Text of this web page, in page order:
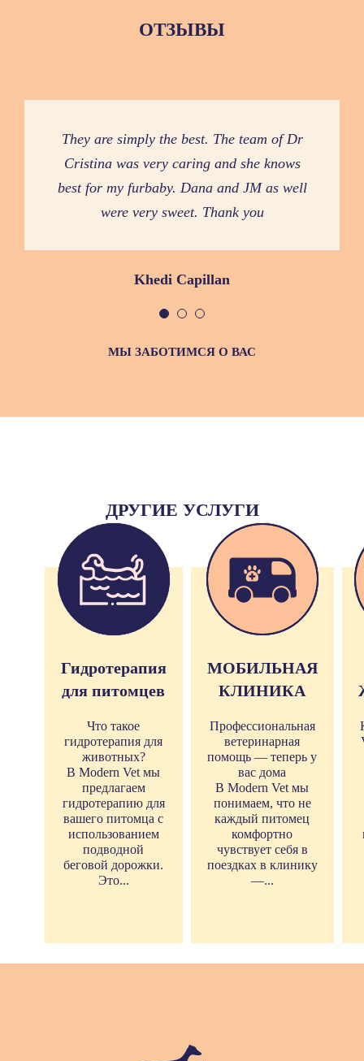
ОТЗЫВЫ
They are simply the best. The team of Dr
Cristina was very caring and she knows
best for my furbaby. Dana and JM as well
were very sweet. Thank you
Khedi Capillan
The team were amazing esp. Dr. Cristina
who is very caring and thorough. Also
reception team Dana and JM were very
accommodating
fatima ordinario
Very caring and detailed with your pet.
They make you feel relaxed that your pet is
with them.
Dima Beyrouty
МЫ ЗАБОТИМСЯ О ВАС
ДРУГИЕ УСЛУГИ
Гидротерапия
для питомцев
Что такое
гидротерапия для
животных?
В Modern Vet мы
предлагаем
гидротерапию для
вашего питомца с
использованием
подводной
беговой дорожки.
Это...
МОБИЛЬНАЯ
КЛИНИКА
Профессиональная
ветеринарная
помощь — теперь у
вас дома
В Modern Vet мы
понимаем, что не
каждый питомец
комфортно
чувствует себя в
поездках в клинику
—...